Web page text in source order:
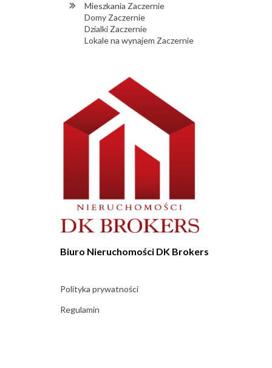
Biuro Nieruchomości DK Brokers
Polityka prywatności
Regulamin
Mieszkania Zaczernie
Domy Zaczernie
Dzialki Zaczernie
Lokale na wynajem Zaczernie